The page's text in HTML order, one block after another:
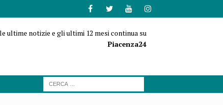
ultime notizie e gli ultimi 12 mesi continua su
Piacenza24